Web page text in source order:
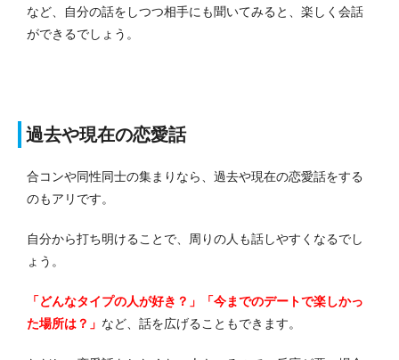
など、自分の話をしつつ相手にも聞いてみると、楽しく会話
ができるでしょう。
過去や現在の恋愛話
合コンや同性同士の集まりなら、過去や現在の恋愛話をする
のもアリです。
自分から打ち明けることで、周りの人も話しやすくなるでし
ょう。
「どんなタイプの人が好き？」「今までのデートで楽しかっ
た場所は？」 など、話を広げることもできます。